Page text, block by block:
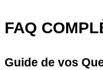
FAQ
Guide de vos